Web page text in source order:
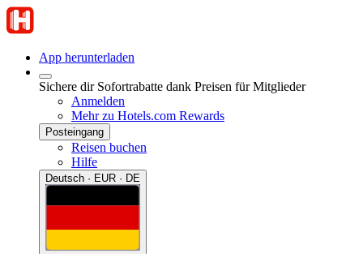
App herunterladen
Sichere dir Sofortrabatte dank Preisen für Mitglieder
Anmelden
Mehr zu Hotels.com Rewards
Posteingang
Reisen buchen
Hilfe
Deutsch · EUR · DE